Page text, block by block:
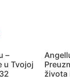
–
u Tvojoj
života